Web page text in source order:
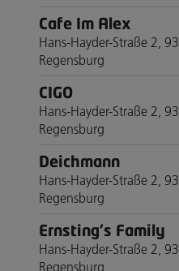
Cafe Im Alex
Hans-Hayder-Straße 2,
Regensburg
CIGO
Hans-Hayder-Straße 2,
Regensburg
Deichmann
Hans-Hayder-Straße 2,
Regensburg
Ernsting's Family
Hans-Hayder-Straße 2,
Regensburg